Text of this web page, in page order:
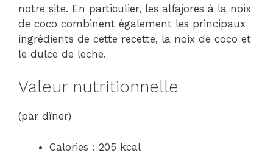
notre site. En particulier, les alfajores à la noix
de coco combinent également les principaux
ingrédients de cette recette, la noix de coco et
le dulce de leche.
Valeur nutritionnelle
(par dîner)
Calories : 205 kcal